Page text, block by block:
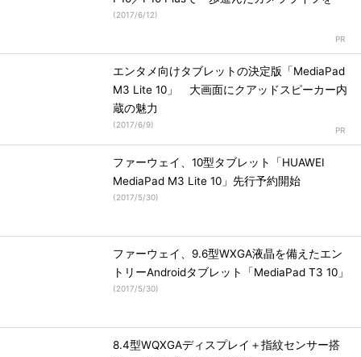
(2017/6/12)
エンタメ向けタブレットの決定版「MediaPad
M3 Lite 10」 大画面にクアッドスピーカー内
蔵の魅力
(2017/6/9)
ファーウェイ、10型タブレット「HUAWEI
MediaPad M3 Lite 10」先行予約開始
(2017/5/30)
ファーウェイ、9.6型WXGA液晶を備えたエン
トリーAndroidタブレット「MediaPad T3 10」
(2017/5/30)
8.4型WQXGAディスプレイ＋指紋センサー搭